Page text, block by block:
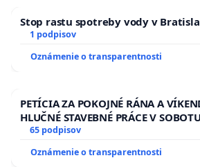
Stop rastu spotreby vody v
1 podpisov
Oznámenie o transparentnosti
PETÍCIA ZA POKOJNÉ RÁNA A
HLUČNÉ STAVEBNÉ PRÁCE V
13.00 HOD., CEZ PRACOVNÝ
HOD. A PRAVIDELNÁ KONTROLA
ĎUMBIERSKEJ/MAGU
65 podpisov
Oznámenie o transparentnosti